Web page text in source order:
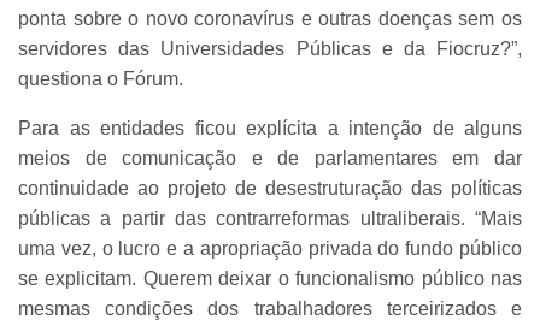
ponta sobre o novo coronavírus e outras doenças sem os
servidores das Universidades Públicas e da Fiocruz?”,
questiona o Fórum.
Para as entidades ficou explícita a intenção de alguns
meios de comunicação e de parlamentares em dar
continuidade ao projeto de desestruturação das políticas
públicas a partir das contrarreformas ultraliberais. “Mais
uma vez, o lucro e a apropriação privada do fundo público
se explicitam. Querem deixar o funcionalismo público nas
mesmas condições dos trabalhadores terceirizados e